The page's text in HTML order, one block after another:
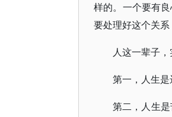
样的。一个要有
要处理好这个关系
人这一辈子
第一，人生是
第二，人生